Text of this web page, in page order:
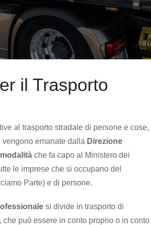
il Trasporto
al trasporto stradale di persone e cose,
vengono emanate dalla Direzione
che fa capo al Ministero dei
le imprese che si occupano del
Parte) e di persone.
si divide in trasporto di
, che può essere in conto proprio o in conto